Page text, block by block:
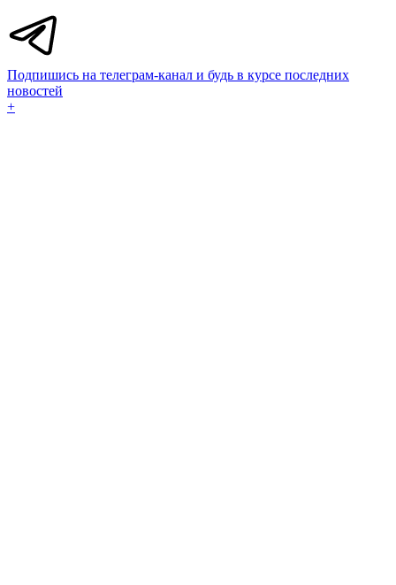
Подпишись на телеграм-канал и будь в курсе последних
новостей
+